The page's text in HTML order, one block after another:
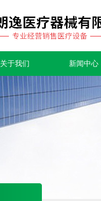
关于我们 新闻中心